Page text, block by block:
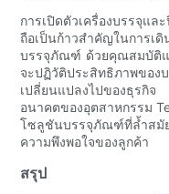
การเปิดตัวเครื่องบรรจุแ
ถือเป็นก้าวสำคัญในการเ
บรรจุภัณฑ์ ด้วยคุณสมบัติ
จะปฏิวัติประสิทธิภาพของ
เปลี่ยนแปลงไปของธุรกิ
อนาคตของอุตสาหกรรม
โซลูชันบรรจุภัณฑ์ที่ล้ำสมั
ความพึงพอใจของลูกค้า
สรุป